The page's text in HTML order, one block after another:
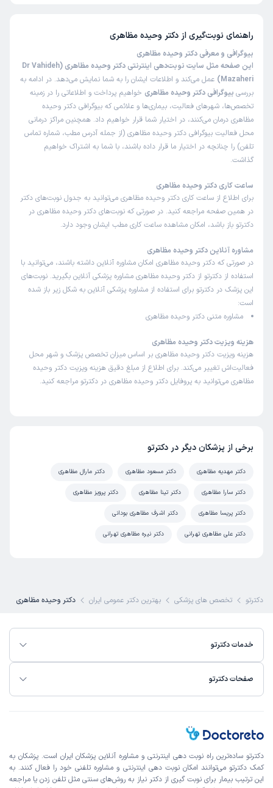
راهنمای نوبت‌گیری از دکتر وحیده مظاهری
بیوگرافی و معرفی دکتر وحیده مظاهری
این صفحه مثل سایت نوبت‌دهی اینترنتی دکتر وحیده مظاهری (Dr Vahideh
Mazaheri)
عمل می‌کند و اطلاعات ایشان را به شما نمایش می‌دهد. در ادامه به
بررسی بیوگرافی دکتر وحیده مظاهری خواهیم پرداخت و اطلاعاتی را در زمینه
تخصص‌ها، شهرهای فعالیت، بیماری‌ها و علائمی که بیوگرافی دکتر وحیده
مظاهری درمان می‌کنند، در اختیار شما قرار خواهیم داد. همچنین مراکز درمانی
محل فعالیت بیوگرافی دکتر وحیده مظاهری (از جمله آدرس مطب، شماره تماس
تلفن) را چنانچه در اختیار ما قرار داده باشند، با شما به اشتراک خواهیم
گذاشت.
ساعت کاری دکتر وحیده مظاهری
برای اطلاع از ساعت کاری دکتر وحیده مظاهری می‌توانید به جدول نوبت‌های دکتر
در همین صفحه مراجعه کنید. در صورتی که نوبت‌های دکتر وحیده مظاهری در
دکترتو باز باشد، امکان مشاهده ساعت کاری مطب ایشان وجود دارد.
مشاوره آنلاین دکتر وحیده مظاهری
در صورتی که دکتر وحیده مظاهری امکان مشاوره آنلاین داشته باشند، می‌توانید با
استفاده از دکترتو از دکتر وحیده مظاهری مشاوره پزشکی آنلاین بگیرید. نوبت‌های
این پزشک در دکترتو برای استفاده از مشاوره پزشکی آنلاین به شکل زیر باز شده
است:
مشاوره متنی دکتر وحیده مظاهری
هزینه ویزیت دکتر وحیده مظاهری
هزینه ویزیت دکتر وحیده مظاهری بر اساس میزان تخصص پزشک و شهر محل
فعالیت‌اش تغییر می‌کند. برای اطلاع از مبلغ دقیق هزینه ویزیت دکتر وحیده
مظاهری می‌توانید به پروفایل دکتر وحیده مظاهری در دکترتو مراجعه کنید.
برخی از پزشکان دیگر در دکترتو
دکتر مهدیه مظاهری دکتر مسعود مظاهری دکتر مارال مظاهری
دکتر سارا مظاهری دکتر تینا مظاهری دکتر پرویز مظاهری
دکتر پریسا مظاهری دکتر اشرف مظاهری بودانی
دکتر علی مظاهری تهرانی دکتر نیره مظاهری تهرانی
دکترتو تخصص های پزشکی بهترین دکتر عمومی ایران دکتر وحیده مظاهری
خدمات دکترتو
صفحات دکترتو
دکترتو ساده‌ترین راه نوبت‌ دهی اینترنتی و مشاوره آنلاین پزشکان ایران است. پزشکان به
کمک دکترتو می‌توانند امکان نوبت دهی اینترنتی و مشاوره تلفنی خود را فعال کنند. به
این ترتیب بیمار برای نوبت گیری از دکتر نیاز به روش‌های سنتی مثل تلفن زدن یا مراجعه